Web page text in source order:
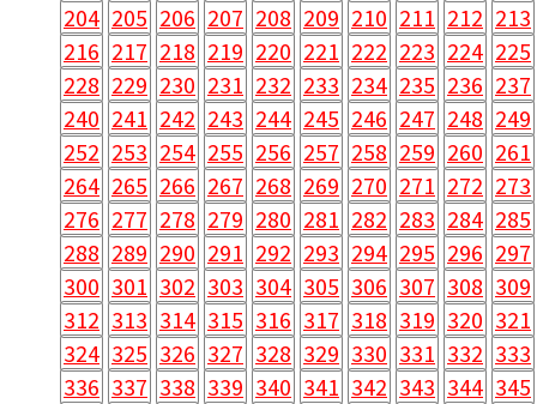
204 205 206 207 208 209 210 211 212 213
216 217 218 219 220 221 222 223 224 225
228 229 230 231 232 233 234 235 236 237
240 241 242 243 244 245 246 247 248 249
252 253 254 255 256 257 258 259 260 261
264 265 266 267 268 269 270 271 272 273
276 277 278 279 280 281 282 283 284 285
288 289 290 291 292 293 294 295 296 297
300 301 302 303 304 305 306 307 308 309
312 313 314 315 316 317 318 319 320 321
324 325 326 327 328 329 330 331 332 333
336 337 338 339 340 341 342 343 344 345